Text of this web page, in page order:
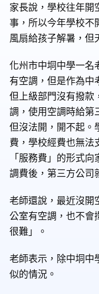
家長說，學校往年開
事，所以今年學校不
風扇給孩子解暑，但
化州市中垌中學一名
有空調，但是作為中
但上級部門沒有撥款
調，使用空調時給第
但沒法開，開不起。
費，學校經費也無法
「服務費」的形式
調費後，第三方公司
老師還說，最近沒開
公室有空調，也不會
很難」。
老師表示，除中垌中
似的情況。